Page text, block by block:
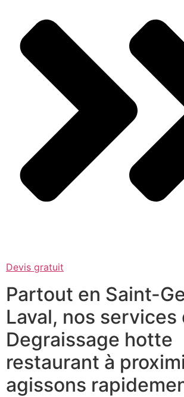
Devis gratuit
Partout en Saint-
Laval, nos services
Degraissage hotte
restaurant à
agissons